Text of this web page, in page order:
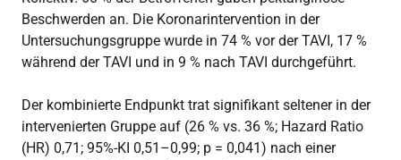
Beschwerden an. Die Koronarintervention in der
Untersuchungsgruppe wurde in 74 % vor der TAVI, 17 %
während der TAVI und in 9 % nach TAVI durchgeführt.
Der kombinierte Endpunkt trat signifikant seltener in der
intervenierten Gruppe auf (26 % vs. 36 %; Hazard Ratio
(HR) 0,71; 95%-KI 0,51–0,99; p = 0,041) nach einer